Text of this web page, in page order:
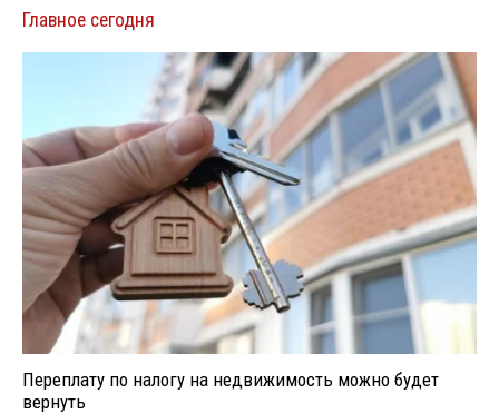
Главное сегодня
Переплату по налогу на недвижимость можно будет
вернуть